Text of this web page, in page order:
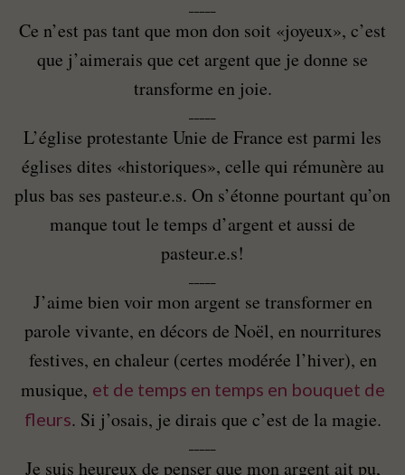
Ce n’est pas tant que mon don soit «joyeux», c’est
que j’aimerais que cet argent que je donne se
transforme en joie.
L’église protestante Unie de France est parmi les
églises dites «historiques», celle qui rémunère au
plus bas ses pasteur.e.s. On s’étonne pourtant qu’on
manque tout le temps d’argent et aussi de
pasteur.e.s!
J’aime bien voir mon argent se transformer en
parole vivante, en décors de Noël, en nourritures
festives, en chaleur (certes modérée l’hiver), en
musique, et de temps en temps en bouquet de
fleurs. Si j’osais, je dirais que c’est de la magie.
Je suis heureux de penser que mon argent ait pu,